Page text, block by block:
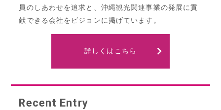
員のしあわせを追求と、沖縄観光関連事業の発展に貢
献できる会社をビジョンに掲げています。
詳しくはこちら
Recent Entry